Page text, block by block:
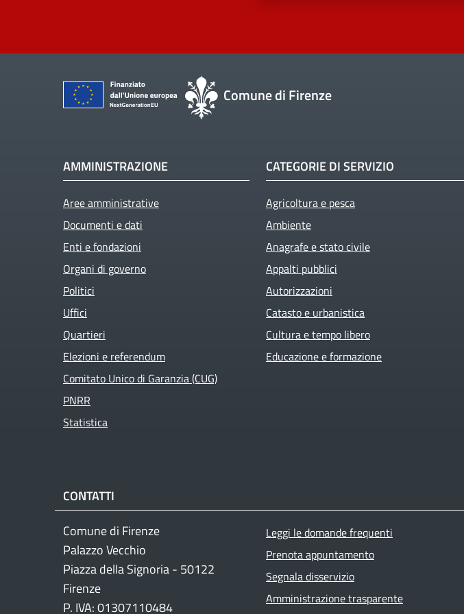
Comune di Firenze
AMMINISTRAZIONE
Aree amministrative
Documenti e dati
Enti e fondazioni
Organi di governo
Politici
Uffici
Quartieri
Elezioni e referendum
Comitato Unico di Garanzia (CUG)
PNRR
Statistica
CATEGORIE DI SERVIZIO
Agricoltura e pesca
Ambiente
Anagrafe e stato civile
Appalti pubblici
Autorizzazioni
Catasto e urbanistica
Cultura e tempo libero
Educazione e formazione
CONTATTI
Comune di Firenze
Palazzo Vecchio
Piazza della Signoria - 50122
Firenze
P. IVA: 01307110484
Footer menu
Leggi le domande frequenti
Prenota appuntamento
Segnala disservizio
Amministrazione trasparente